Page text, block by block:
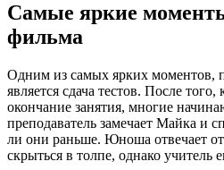
Самые яркие
фильма
Одним из самых ярких моментов,
является сдача тестов. После того,
окончание занятия, многие
преподаватель замечает Майка и
ли они раньше. Юноша отвечает
скрыться в толпе, однако учитель